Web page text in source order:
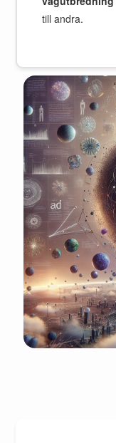
till andra.